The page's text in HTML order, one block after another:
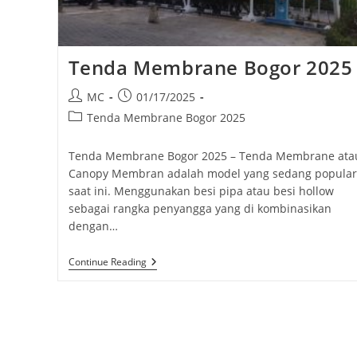
Tenda Membrane Bogor 2025
Post
author:
MC
Post
published:
01/17/2025
PostTenda Membrane Bogor 2025
Tenda Membrane Bogor 2025 – Tenda Membrane
Canopy Membran adalah model yang sedang popular
saat ini. Menggunakan besi pipa atau besi hollow
sebagai rangka penyangga yang di kombinasikan
dengan…
Continue ReadingTenda
Membrane